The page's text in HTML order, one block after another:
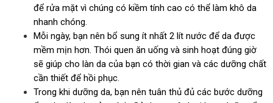
để rửa mặt vì chúng có kiềm tính cao có thể làm khô da
nhanh chóng.
Mỗi ngày, bạn nên bổ sung ít nhất 2 lít nước để da được
mềm mịn hơn. Thói quen ăn uống và sinh hoạt đúng giờ
sẽ giúp cho làn da của bạn có thời gian và các dưỡng chất
cần thiết để hồi phục.
Trong khi dưỡng da, bạn nên tuân thủ đủ các bước dưỡng